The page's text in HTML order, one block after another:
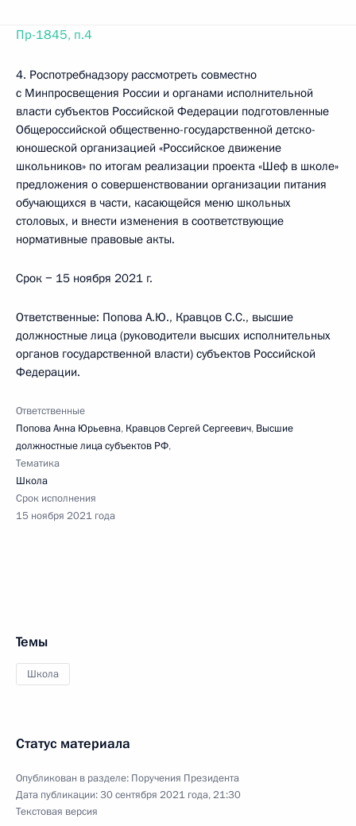
Пр-1845, п.4
4. Роспотребнадзору рассмотреть совместно
с Минпросвещения России и органами исполнительной
власти субъектов Российской Федерации подготовленные
Общероссийской общественно-государственной детско-
юношеской организацией «Российское движение
школьников» по итогам реализации проекта «Шеф в школе»
предложения о совершенствовании организации питания
обучающихся в части, касающейся меню школьных
столовых, и внести изменения в соответствующие
нормативные правовые акты.
Срок − 15 ноября 2021 г.
Ответственные: Попова А.Ю., Кравцов С.С., высшие
должностные лица (руководители высших исполнительных
органов государственной власти) субъектов Российской
Федерации.
Ответственные
Попова Анна Юрьевна, Кравцов Сергей Сергеевич, Высшие
должностные лица субъектов РФ,
Тематика
Школа
Срок исполнения
15 ноября 2021 года
Темы
Школа
Статус материала
Опубликован в разделе: Поручения Президента
Дата публикации:30 сентября 2021 года, 21:30
Текстовая версия